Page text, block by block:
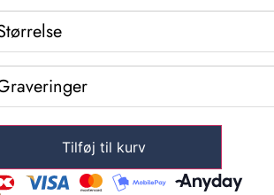
Tilføj til kurv